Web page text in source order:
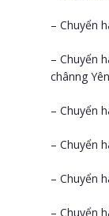
– Chuyển
– Chuyển
chânng Yên
– Chuyển
– Chuyển
– Chuyển
– Chuyển